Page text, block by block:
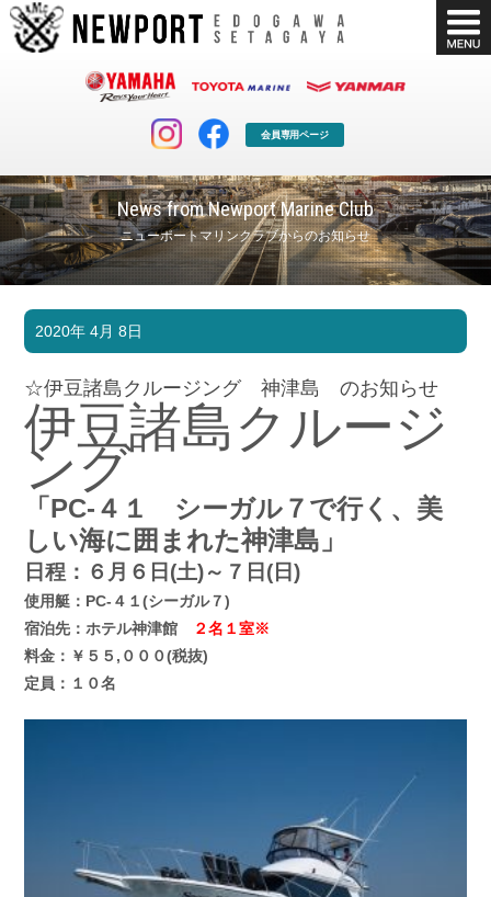
会員専用ページ
News from Newport Marine Club
ニューポートマリンクラブからのお知らせ
マリンクラブ
マリンライフを堪能したい！
ボート販売
ボート免許
長年の実績と信頼！
シースタイル
Sea-Style
店舗情報
Shop Info.
公式ブログ
お問い合わせ
Contact us
会社概要
採用情報
Recruit
2020年 4月 8日
☆伊豆諸島クルージング 神津島 のお知らせ
伊豆諸島クルージ
ング
「PC-４１ シーガル７で行く、美
しい海に囲まれた神津島」
日程：６月６日(土)～７日(日)
使用艇：PC-４１(シーガル７)
宿泊先：ホテル神津館
２名１室※
料金：￥５５,０００(税抜)
定員：１０名